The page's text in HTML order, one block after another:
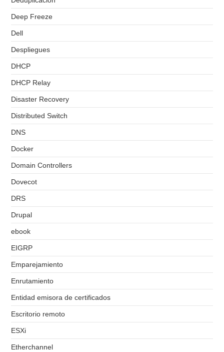
Deep Freeze
Dell
Despliegues
DHCP
DHCP Relay
Disaster Recovery
Distributed Switch
DNS
Docker
Domain Controllers
Dovecot
DRS
Drupal
ebook
EIGRP
Emparejamiento
Enrutamiento
Entidad emisora de certificados
Escritorio remoto
ESXi
Etherchannel